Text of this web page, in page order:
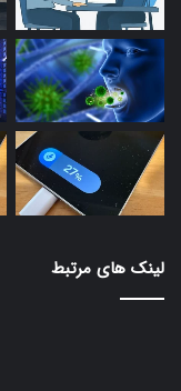
لینک های مرتبط